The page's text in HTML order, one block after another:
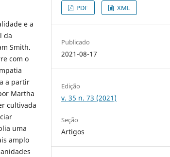
e a
da
Smith.
com o
a partir
Martha
cultivada
uma
amplo
PDF XML
Publicado
2021-08-17
Edição
v. 35 n. 73 (2021)
Seção
Artigos